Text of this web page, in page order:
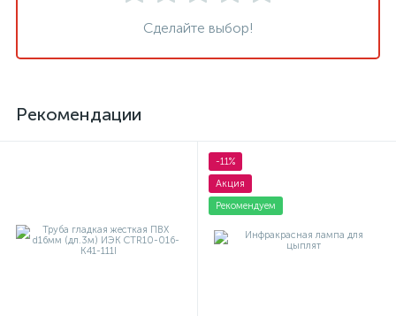
Сделайте выбор!
Рекомендации
-11%
Акция
Рекомендуем